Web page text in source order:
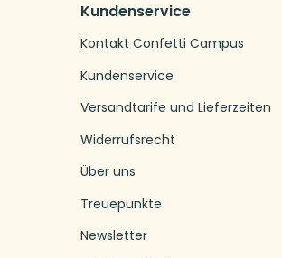
Kundenservice
Kontakt Confetti Campus
Kundenservice
Versandtarife und Lieferzeiten
Widerrufsrecht
Über uns
Treuepunkte
Newsletter